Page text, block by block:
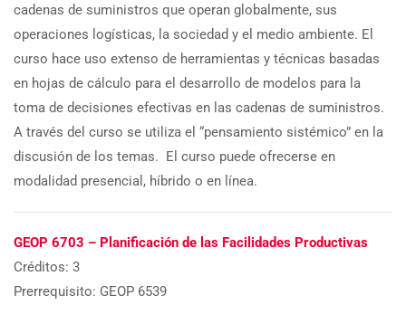
cadenas de suministros que operan globalmente, sus
operaciones logísticas, la sociedad y el medio ambiente. El
curso hace uso extenso de herramientas y técnicas basadas
en hojas de cálculo para el desarrollo de modelos para la
toma de decisiones efectivas en las cadenas de suministros.
A través del curso se utiliza el “pensamiento sistémico” en la
discusión de los temas. El curso puede ofrecerse en
modalidad presencial, híbrido o en línea.
GEOP 6703 – Planificación de las Facilidades Productivas
Créditos: 3
Prerrequisito: GEOP 6539